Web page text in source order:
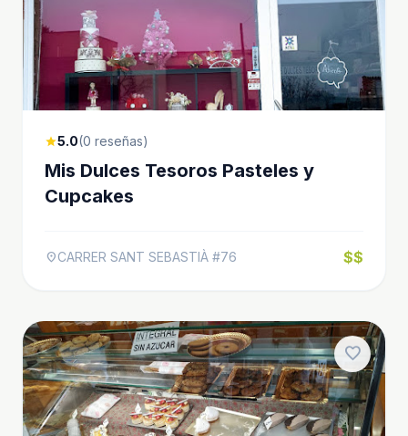
star5.0(0 reseñas)
Mis Dulces Tesoros Pasteles y
Cupcakes
location_onCARRER SANT SEBASTIÀ #76 $$
favorite